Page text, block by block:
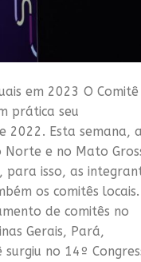
em 2023 O Comitê
prática seu
2022. Esta semana,
Norte e no Mato
para isso, as
os comitês locais.
de comitês no
Gerais, Pará,
no 14º